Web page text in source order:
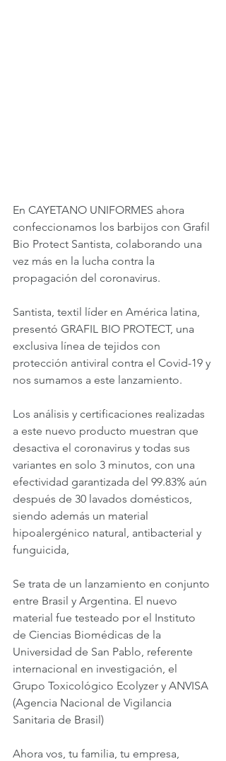
En CAYETANO UNIFORMES ahora
confeccionamos los barbijos con Grafil
Bio Protect Santista, colaborando una
vez más en la lucha contra la
propagación del coronavirus.
Santista, textil líder en América latina,
presentó GRAFIL BIO PROTECT, una
exclusiva línea de tejidos con
protección antiviral contra el Covid-19 y
nos sumamos a este lanzamiento.
Los análisis y certificaciones realizadas
a este nuevo producto muestran que
desactiva el coronavirus y todas sus
variantes en solo 3 minutos, con una
efectividad garantizada del 99.83% aún
después de 30 lavados domésticos,
siendo además un material
hipoalergénico natural, antibacterial y
funguicida,
Se trata de un lanzamiento en conjunto
entre Brasil y Argentina. El nuevo
material fue testeado por el Instituto
de Ciencias Biomédicas de la
Universidad de San Pablo, referente
internacional en investigación, el
Grupo Toxicológico Ecolyzer y ANVISA
(Agencia Nacional de Vigilancia
Sanitaria de Brasil)
Ahora vos, tu familia, tu empresa,